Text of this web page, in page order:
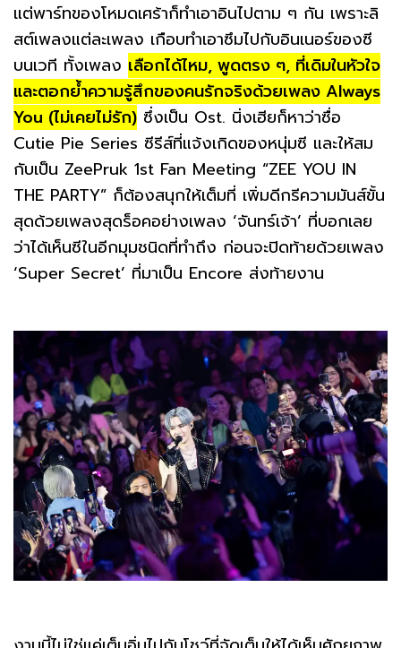
แต่พาร์ทของโหมดเศร้าก็ทำเอาอินไปตาม ๆ กัน เพราะลิ
สต์เพลงแต่ละเพลง เกือบทำเอาซึมไปกับอินเนอร์ของซี
บนเวที ทั้งเพลง เลือกได้ไหม, พูดตรง ๆ, ที่เดิมในหัวใจ
และตอกย้ำความรู้สึกของคนรักจริงด้วยเพลง Always
You (ไม่เคยไม่รัก) ซึ่งเป็น Ost. นิ่งเฮียก็หาว่าซื่อ
Cutie Pie Series ซีรีส์ที่แจ้งเกิดของหนุ่มซี และให้สม
กับเป็น ZeePruk 1st Fan Meeting “ZEE YOU IN
THE PARTY” ก็ต้องสนุกให้เต็มที่ เพิ่มดีกรีความมันส์ขั้น
สุดด้วยเพลงสุดร็อคอย่างเพลง ‘จันทร์เจ้า’ ที่บอกเลย
ว่าได้เห็นซีในอีกมุมชนิดที่ทำถึง ก่อนจะปิดท้ายด้วยเพลง
‘Super Secret’ ที่มาเป็น Encore ส่งท้ายงาน